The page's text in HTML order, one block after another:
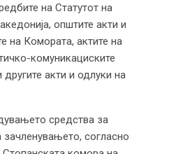
на Статутот на
општите акти и
на Комората, актите на
комуникациските
акти и одлуки на
средства за
согласно